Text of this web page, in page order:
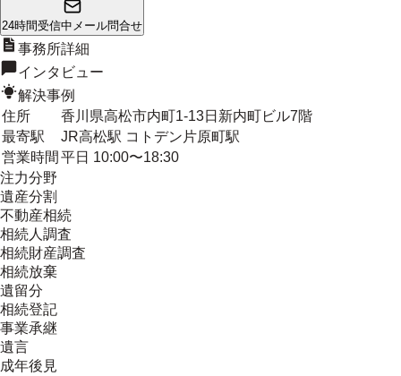
24時間受信中 メール問合せ
事務所詳細
インタビュー
解決事例
住所
香川県高松市内町1-13日新内町ビル7階
最寄駅
JR高松駅 コトデン片原町駅
営業時間 平日 10:00〜18:30
注力分野
遺産分割
不動産相続
相続人調査
相続財産調査
相続放棄
遺留分
相続登記
事業承継
遺言
成年後見